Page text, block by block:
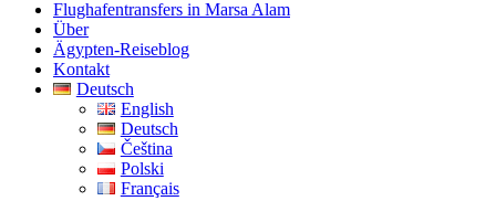
Flughafentransfers in Marsa Alam
Über
Ägypten-Reiseblog
Kontakt
Deutsch
English
Deutsch
Čeština
Polski
Français